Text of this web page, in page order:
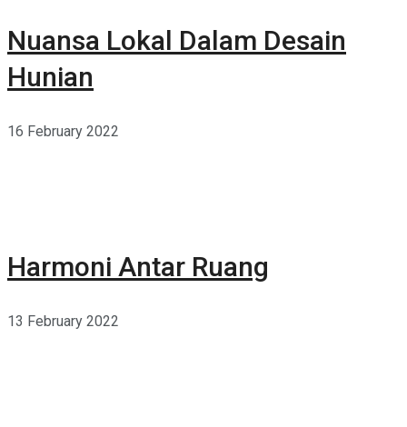
Nuansa Lokal Dalam Desain
Hunian
16 February 2022
Harmoni Antar Ruang
13 February 2022